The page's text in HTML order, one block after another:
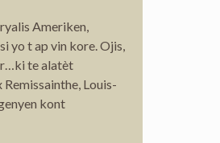
Ameriken,
yo t ap vin kore. Ojis,
te alatèt
Louis-
kont